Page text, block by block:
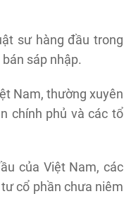
sư hàng đầu trong
sáp nhập.
Nam, thường xuyên
chính phủ và các tổ
của Việt Nam, các
cổ phần chưa niêm